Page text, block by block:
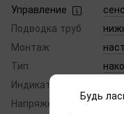
Управление
Подводка труб
Монтаж
Тип
Индикаторы
Напряжение, В
220
Будь